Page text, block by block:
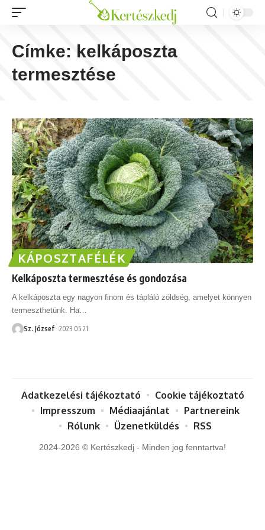
Címke: kelkáposzta
termesztése
KÁPOSZTAFÉLÉK
Kelkáposzta termesztése és gondozása
A kelkáposzta egy nagyon finom és tápláló zöldség, amelyet könnyen
termeszthetünk. Ha
Sz. József 2023.05.21.
2024-2026 © Kertészkedj - Minden jog fenntartva!
Adatkezelési tájékoztató
Cookie tájékoztató
Impresszum
Médiaajánlat
Partnereink
Rólunk
Üzenetküldés RSS